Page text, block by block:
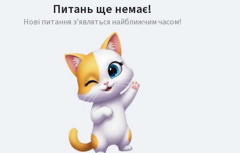
Питань ще немає!
Нові питання з’являться найближчим часом!